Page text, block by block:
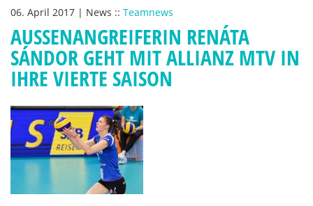
06. April 2017 | News :: Teamnews
AUSSENANGREIFERIN RENÁTA S
ÁNDOR GEHT MIT ALLIANZ MTV IN I
HRE VIERTE SAISON